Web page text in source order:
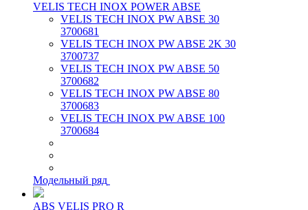
VELIS TECH INOX POWER ABSE
VELIS TECH INOX PW ABSE 30
3700681
VELIS TECH INOX PW ABSE 2K 30
3700737
VELIS TECH INOX PW ABSE 50
3700682
VELIS TECH INOX PW ABSE 80
3700683
VELIS TECH INOX PW ABSE 100
3700684
Модельный ряд
ABS VELIS PRO R